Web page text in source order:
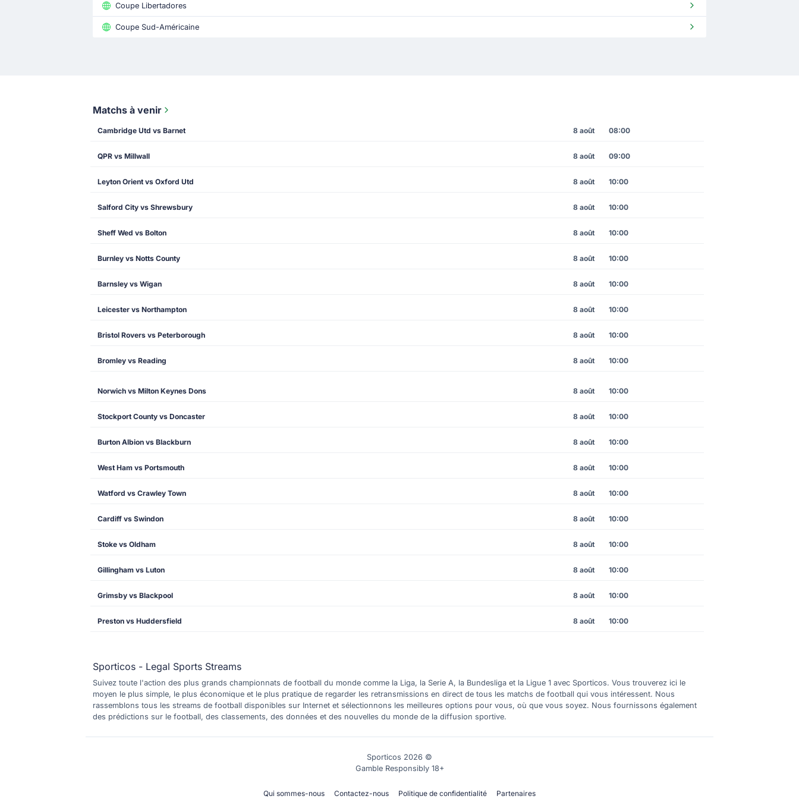
Coupe Libertadores
Coupe Sud-Américaine
Matchs à venir
Cambridge Utd vs Barnet 8 août 08:00
QPR vs Millwall 8 août 09:00
Leyton Orient vs Oxford Utd 8 août 10:00
Salford City vs Shrewsbury 8 août 10:00
Sheff Wed vs Bolton 8 août 10:00
Burnley vs Notts County 8 août 10:00
Barnsley vs Wigan 8 août 10:00
Leicester vs Northampton 8 août 10:00
Bristol Rovers vs Peterborough 8 août 10:00
Bromley vs Reading 8 août 10:00
Norwich vs Milton Keynes Dons 8 août 10:00
Stockport County vs Doncaster 8 août 10:00
Burton Albion vs Blackburn 8 août 10:00
West Ham vs Portsmouth 8 août 10:00
Watford vs Crawley Town 8 août 10:00
Cardiff vs Swindon 8 août 10:00
Stoke vs Oldham 8 août 10:00
Gillingham vs Luton 8 août 10:00
Grimsby vs Blackpool 8 août 10:00
Preston vs Huddersfield 8 août 10:00
Sporticos - Legal Sports Streams
Suivez toute l'action des plus grands championnats de football du monde comme la Liga, la Serie A, la Bundesliga et la Ligue 1 avec Sporticos. Vous trouverez ici le
moyen le plus simple, le plus économique et le plus pratique de regarder les retransmissions en direct de tous les matchs de football qui vous intéressent. Nous
rassemblons tous les streams de football disponibles sur Internet et sélectionnons les meilleures options pour vous, où que vous soyez. Nous fournissons également
des prédictions sur le football, des classements, des données et des nouvelles du monde de la diffusion sportive.
Sporticos 2026 ©
Gamble Responsibly 18+
Qui sommes-nous Contactez-nous Politique de confidentialité Partenaires